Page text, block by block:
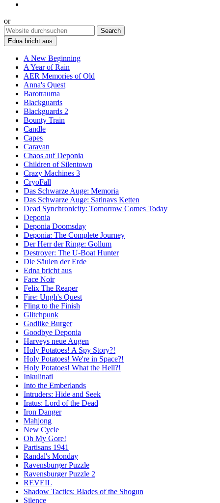
or
Edna bricht aus
A New Beginning
A Year of Rain
AER Memories of Old
Anna's Quest
Barotrauma
Blackguards
Blackguards 2
Bounty Train
Candle
Capes
Caravan
Chaos auf Deponia
Children of Silentown
Crazy Machines 3
CryoFall
Das Schwarze Auge: Memoria
Das Schwarze Auge: Satinavs Ketten
Dead Synchronicity: Tomorrow Comes Today
Deponia
Deponia Doomsday
Deponia: The Complete Journey
Der Herr der Ringe: Gollum
Destroyer: The U-Boat Hunter
Die Säulen der Erde
Edna bricht aus
Face Noir
Felix The Reaper
Fire: Ungh's Quest
Fling to the Finish
Glitchpunk
Godlike Burger
Goodbye Deponia
Harveys neue Augen
Holy Potatoes! A Spy Story?!
Holy Potatoes! We're in Space?!
Holy Potatoes! What the Hell?!
Inkulinati
Into the Emberlands
Intruders: Hide and Seek
Iratus: Lord of the Dead
Iron Danger
Mahjong
New Cycle
Oh My Gore!
Partisans 1941
Randal's Monday
Ravensburger Puzzle
Ravensburger Puzzle 2
REVEIL
Shadow Tactics: Blades of the Shogun
Silence